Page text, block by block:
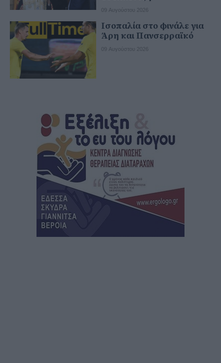
09 Αυγούστου 2026
Ισοπαλία στο φινάλε για
Άρη και Πανσερραϊκό
09 Αυγούστου 2026